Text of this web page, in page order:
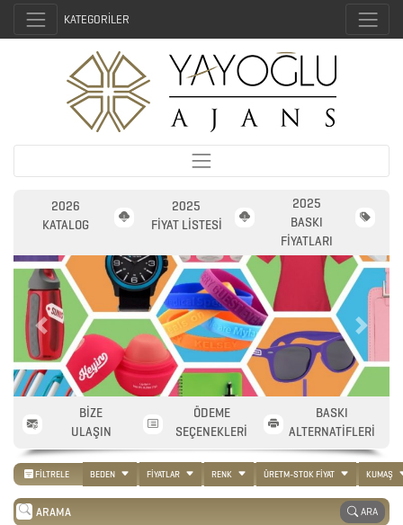
KATEGORİLER
2026
KATALOG
2025
FİYAT LİSTESİ
2025
BASKI
FİYATLARI
Previous Next
BİZE
ULAŞIN
ÖDEME
SEÇENEKLERİ
BASKI
ALTERNATİFLERİ
FİLTRELE BEDEN FİYATLAR RENK ÜRETM-STOK FİYAT KUMAŞ
ARA